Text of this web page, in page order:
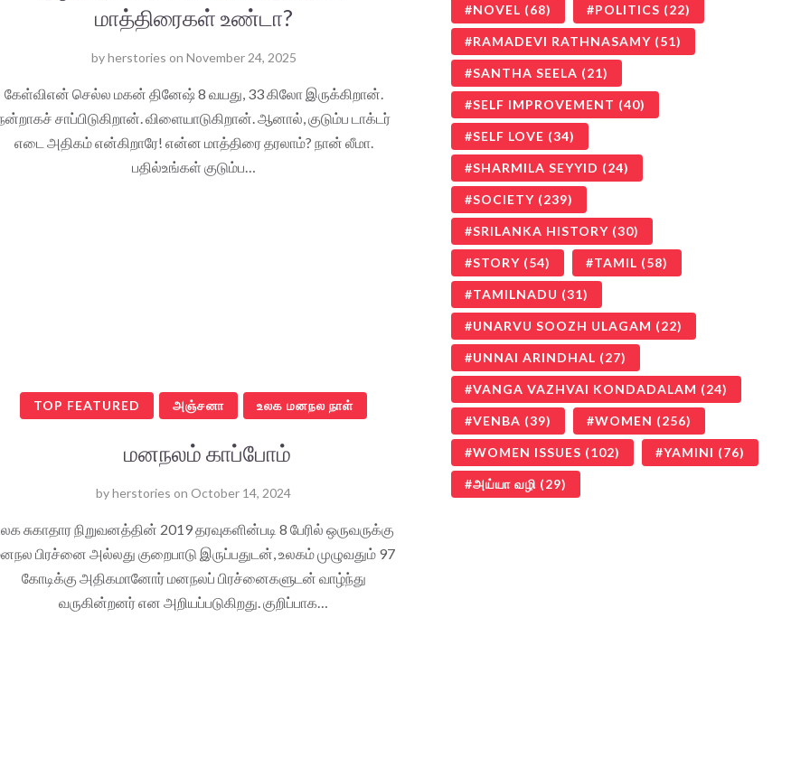
மாத்திரைகள் உண்டா?
byherstories on November 24, 2025
கேள்விஎன் செல்ல மகன் தினேஷ் 8 வயது, 33 கிலோ இருக்கிறான்.
சாப்பிடுகிறான். விளையாடுகிறான். ஆனால், குடும்ப டாக்டர்
எடை அதிகம் என்கிறாரே! என்ன மாத்திரை தரலாம்? நான் லீமா.
பதில்உங்கள் குடும்ப…
TOP FEATURED அஞ்சனா உலக மனநல நாள்
மனநலம் காப்போம்
byherstories on October 14, 2024
சுகாதார நிறுவனத்தின் 2019 தரவுகளின்படி 8 பேரில் ஒருவருக்கு
பிரச்னை அல்லது குறைபாடு இருப்பதுடன், உலகம் முழுவதும் 97
கோடிக்கு அதிகமானோர் மனநலப் பிரச்னைகளுடன் வாழ்ந்து
வருகின்றனர் என அறியப்படுகிறது. குறிப்பாக…
NOVEL (68) POLITICS (22)
RAMADEVI RATHNASAMY (51)
SANTHA SEELA (21)
SELF IMPROVEMENT (40)
SELF LOVE (34)
SHARMILA SEYYID (24)
SOCIETY (239)
SRILANKA HISTORY (30)
STORY (54) TAMIL (58)
TAMILNADU (31)
UNARVU SOOZH ULAGAM (22)
UNNAI ARINDHAL (27)
VANGA VAZHVAI KONDADALAM (24)
VENBA (39) WOMEN (256)
WOMEN ISSUES (102) YAMINI (76)
அய்யா வழி (29)